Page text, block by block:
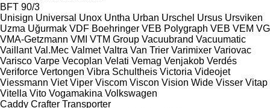
BFT 90/3
Unisign Universal Unox Untha Urban Urschel Ursus Ursviken
Uzma Uğurmak VDF Boehringer VEB Polygraph VEB VEM VG
VMA-Getzmann VMI VTM Group Vacuubrand Vacuumatic
Vaillant Val.Mec Valmet Valtra Van Trier Varimixer Variovac
Varisco Varpe Vecoplan Velati Vemag Venjakob Verdés
Veriforce Vertongen Vibra Schultheis Victoria Videojet
Viessmann Viet Viper Viscom Viscon Vision Wide Visser Vitap
Vitella Vito Vogamakina Volkswagen
Caddy Crafter Transporter